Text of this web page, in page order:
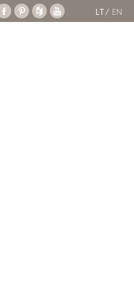
LT EN